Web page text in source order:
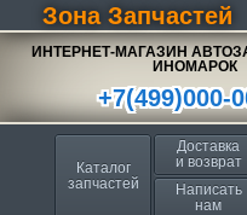
Зона Запчастей
ИНТЕРНЕТ-МАГАЗИН
ИНОМАРОК
+7(499)000-
Каталог
запчастей
Доставка
и возврат
Написать
нам